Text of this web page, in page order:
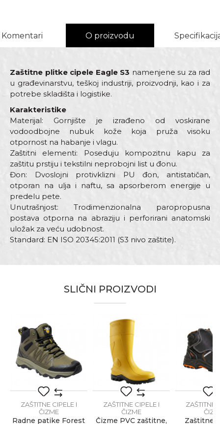
Komentari O proizvodu
Zaštitne plitke cipele Eagle S3 namenjene su za rad
u građevinarstvu, teškoj industriji, proizvodnji, kao i za
potrebe skladišta i logistike.
Karakteristike
Materijal: Gornjište je izrađeno od voskirane
vodoodbojne nubuk kože koja pruža visoku
otpornost na habanje i vlagu.
Zaštitni elementi: Poseduju kompozitnu kapu za
zaštitu prstiju i tekstilni neprobojni list u đonu.
Đon: Dvoslojni protivklizni PU đon, antistatičan,
otporan na ulja i naftu, sa apsorberom energije u
predelu pete.
Unutrašnjost: Trodimenzionalna paropropusna
postava otporna na abraziju i perforirani anatomski
uložak za veću udobnost.
Standard: EN ISO 20345:2011 (S3 nivo zaštite).
Braon
Zanati
Zidari
Brendovi
Bicap
Poruka
SLIČNI PROIZVODI
ZAŠTITNE CIPELE I
ČIZME
Radne patike Forest
ZAŠTITNE CIPELE I
ČIZME
Čizme PVC zaštitne,
ZAŠTITNE
Zaštitne